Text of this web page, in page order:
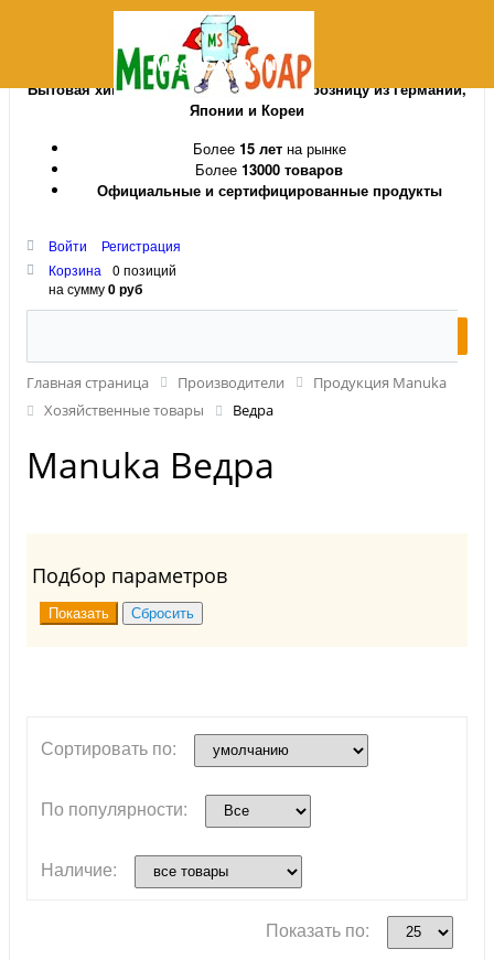
MegaSoap.ru
Бытовая химия и косметика оптом и в розницу из Германии,
Японии и Кореи
Более 15 летна рынке
Более 13000 товаров
Официальные и сертифицированные продукты
Войти
Регистрация
Корзина
0 позиций
на сумму0 руб
Главная страница Производители
Продукция Manuka
Хозяйственные товары
Ведра
Manuka Ведра
Подбор параметров
Сортировать по:
По популярности:
Наличие:
Показать по: